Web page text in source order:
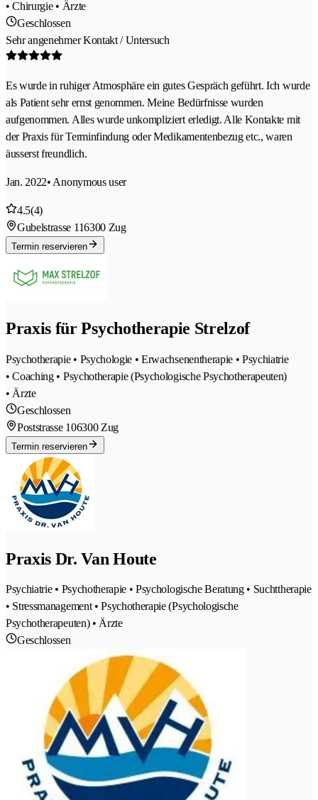
• Chirurgie • Ärzte
Geschlossen
Sehr angenehmer Kontakt / Untersuch
Es wurde in ruhiger Atmosphäre ein gutes Gespräch geführt. Ich wurde
als Patient sehr ernst genommen. Meine Bedürfnisse wurden
aufgenommen. Alles wurde unkompliziert erledigt. Alle Kontakte mit
der Praxis für Terminfindung oder Medikamentenbezug etc., waren
äusserst freundlich.
Jan. 2022• Anonymous user
4.5(4)
Gubelstrasse 116300 Zug
Termin reservieren
Praxis für Psychotherapie Strelzof
Psychotherapie • Psychologie • Erwachsenentherapie • Psychiatrie
• Coaching • Psychotherapie (Psychologische Psychotherapeuten)
• Ärzte
Geschlossen
Poststrasse 106300 Zug
Termin reservieren
Praxis Dr. Van Houte
Psychiatrie • Psychotherapie • Psychologische Beratung • Suchttherapie
• Stressmanagement • Psychotherapie (Psychologische
Psychotherapeuten) • Ärzte
Geschlossen